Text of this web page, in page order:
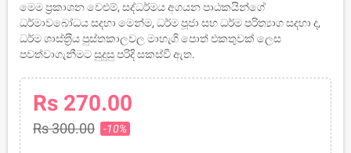
මෙම ප‍්‍රකාශන වෙළුම්, සද්ධර්මය අගයන පාඨකයින්ගේ
ධර්මාවබෝධය සදහා මෙන්ම, ධර්ම පූජා සහ ධර්ම පරිත්‍යාග සදහා ද,
ධර්ම ශාස්ත‍්‍රීය පුස්තකාලවල මාහැගි පොත් එකතුවක් ලෙස
පවත්වාගැනීමට සුදුසු පරිදි සකස්වී ඇත.
Rs 270.00
Rs 300.00 -10%